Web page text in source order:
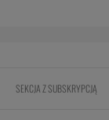
SEKCJA Z SUBSKRYPCJĄ